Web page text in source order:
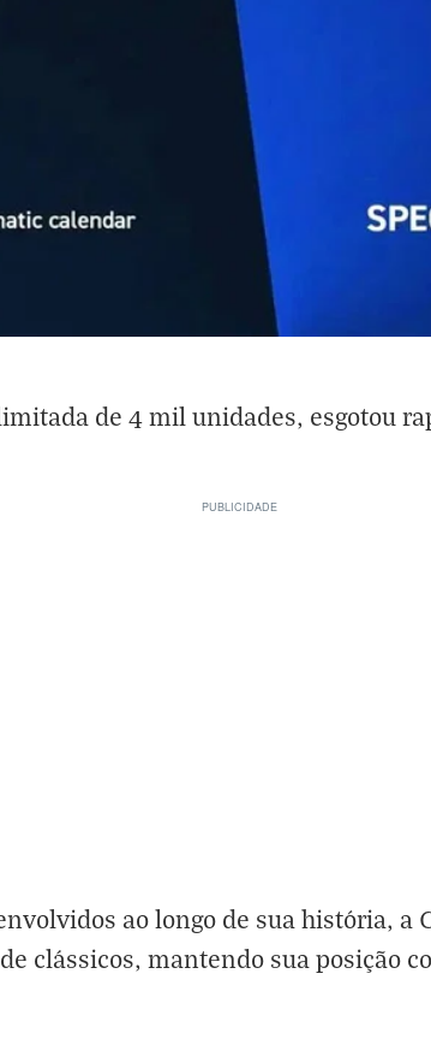
de 4 mil unidades, esgotou
ao longo de sua história, a
clássicos, mantendo sua posição